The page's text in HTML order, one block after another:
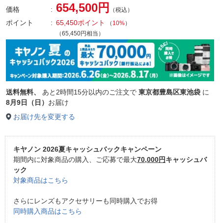
価格 654,500円 （税込）
ポイント 65,450ポイント （ 10%）
（65,450円相当）
送料無料、 あと 2時間15分以内のご注文で 東京都豊島区東池袋 に
8月9日（日） お届け
お届け先を変更する
キヤノン 2026夏キャッシュバックキャンペーン
期間内に対象商品の購入、ご応募で最大70,000円キャッシュバ
ック
対象商品はこちら
さらにレンズもアクセサリーも同時購入でお得
同時購入商品はこちら